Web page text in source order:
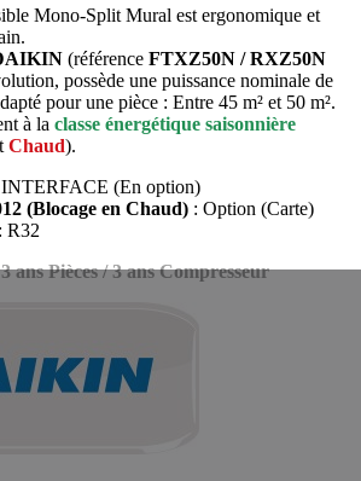
Mono-Split Mural est ergonomique et
(référence FTXZ50N / RXZ50N
possède une puissance nominale de
pour une pièce : Entre 45 m² et 50 m².
à la classe énergétique saisonnière
Chaud).
(En option)
(Blocage en Chaud) : Option (Carte)
: R32
ans Pièces / 3 ans Compresseur